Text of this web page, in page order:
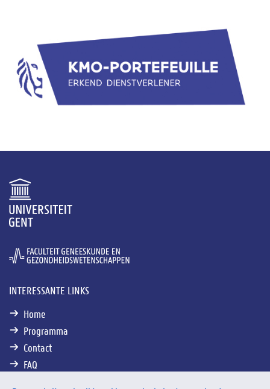
INTERESSANTE LINKS
Home
Programma
Contact
FAQ